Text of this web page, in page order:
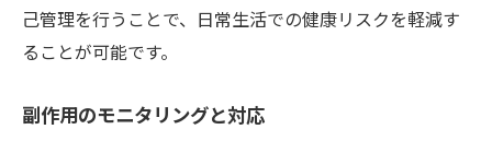
己管理を行うことで、日常生活での健康リスクを軽減す
ることが可能です。
副作用のモニタリングと対応